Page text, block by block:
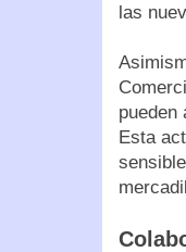
las
pueden
Esta